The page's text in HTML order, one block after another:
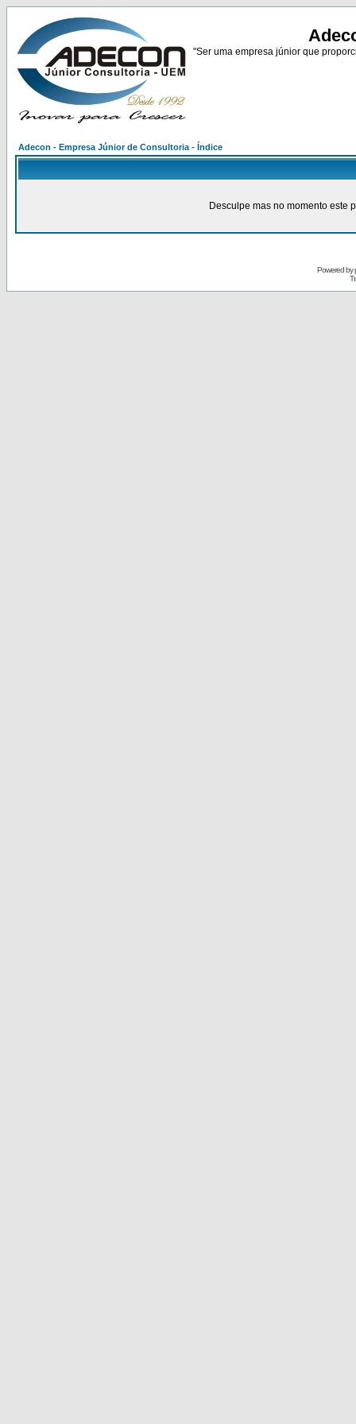
"Ser uma empresa júnior que
Adecon - Empresa Júnior de Consultoria - Índice
Desculpe mas no momento este
Powered by